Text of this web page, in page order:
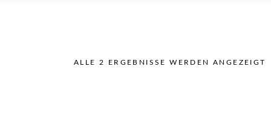
ALLE 2 ERGEBNISSE WERDEN ANGEZEIGT